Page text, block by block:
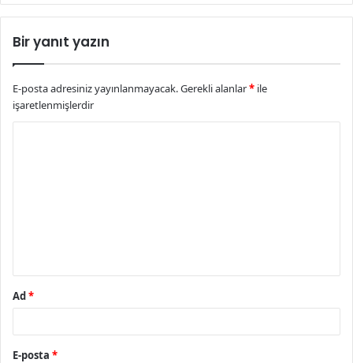
Bir yanıt yazın
E-posta adresiniz yayınlanmayacak.Gerekli alanlar* ile
işaretlenmişlerdir
Ad*
E-posta *